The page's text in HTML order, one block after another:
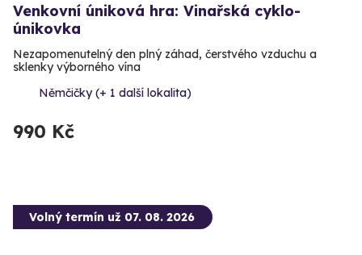
Venkovní úniková hra: Vinařská cyklo-
únikovka
Nezapomenutelný den plný záhad, čerstvého vzduchu a
sklenky výborného vína
Němčičky (+ 1 další lokalita)
990 Kč
Volný termín už 07. 08. 2026